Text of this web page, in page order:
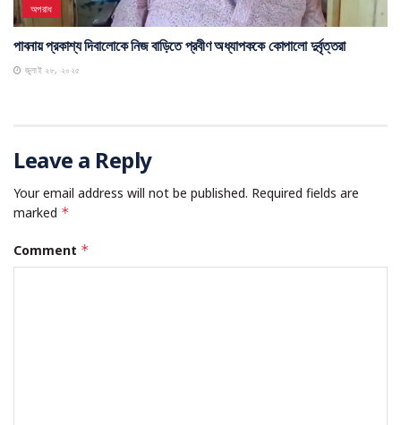
অপরাধ
পাবনায় প্রকাশ্য দিবালোকে নিজ বাড়িতে প্রবীণ অধ্যাপককে কোপালো দুর্বৃত্তরা
জুলাই ২৮, ২০২৫
Leave a Reply
Your email address will not be published. Required fields are
marked *
Comment *